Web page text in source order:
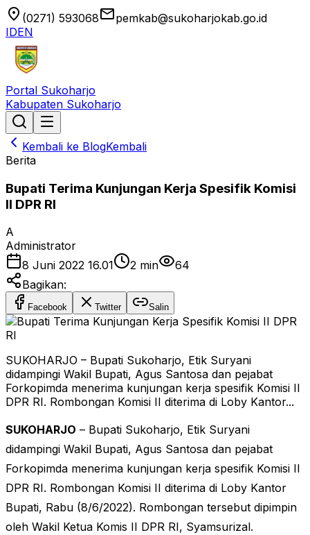
location_on (0271) 593068emailpemkab@sukoharjokab.go.id
IDEN
Portal Sukoharjo
Kabupaten Sukoharjo
Kembali ke BlogKembali
Berita
Bupati Terima Kunjungan Kerja Spesifik Komisi
II DPR RI
A
Administrator
8 Juni 2022 16.01
2 min
64
Bagikan:
Facebook Twitter Salin
SUKOHARJO – Bupati Sukoharjo, Etik Suryani
didampingi Wakil Bupati, Agus Santosa dan pejabat
Forkopimda menerima kunjungan kerja spesifik Komisi II
DPR RI. Rombongan Komisi II diterima di Loby Kantor...
SUKOHARJO – Bupati Sukoharjo, Etik Suryani
didampingi Wakil Bupati, Agus Santosa dan pejabat
Forkopimda menerima kunjungan kerja spesifik Komisi II
DPR RI. Rombongan Komisi II diterima di Loby Kantor
Bupati, Rabu (8/6/2022). Rombongan tersebut dipimpin
oleh Wakil Ketua Komis II DPR RI, Syamsurizal.